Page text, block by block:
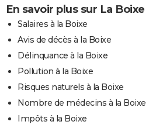
En savoir plus sur La Boixe
Salaires à la Boixe
Avis de décès à la Boixe
Délinquance à la Boixe
Pollution à la Boixe
Risques naturels à la Boixe
Nombre de médecins à la Boixe
Impôts à la Boixe